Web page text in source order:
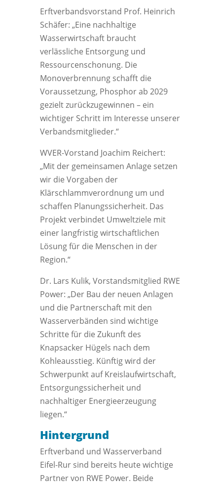
Erftverbandsvorstand Prof. Heinrich
Schäfer: „Eine nachhaltige
Wasserwirtschaft braucht
verlässliche Entsorgung und
Ressourcenschonung. Die
Monoverbrennung schafft die
Voraussetzung, Phosphor ab 2029
gezielt zurückzugewinnen – ein
wichtiger Schritt im Interesse unserer
Verbandsmitglieder.“
WVER-Vorstand Joachim Reichert:
„Mit der gemeinsamen Anlage setzen
wir die Vorgaben der
Klärschlammverordnung um und
schaffen Planungssicherheit. Das
Projekt verbindet Umweltziele mit
einer langfristig wirtschaftlichen
Lösung für die Menschen in der
Region.“
Dr. Lars Kulik, Vorstandsmitglied RWE
Power: „Der Bau der neuen Anlagen
und die Partnerschaft mit den
Wasserverbänden sind wichtige
Schritte für die Zukunft des
Knapsacker Hügels nach dem
Kohleausstieg. Künftig wird der
Schwerpunkt auf Kreislaufwirtschaft,
Entsorgungssicherheit und
nachhaltiger Energieerzeugung
liegen.“
Hintergrund
Erftverband und Wasserverband
Eifel-Rur sind bereits heute wichtige
Partner von RWE Power. Beide